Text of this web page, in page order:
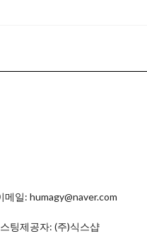
일: humagy@naver.com
팅제공자: (주)식스샵